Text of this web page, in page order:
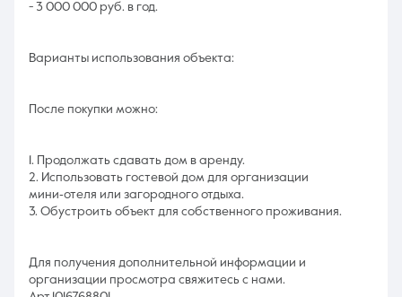
- 3 000 000 руб. в год.
Варианты использования объекта:
После покупки можно:
1. Продолжать сдавать дом в аренду.
2. Использовать гостевой дом для организации
мини‑отеля или загородного отдыха.
3. Обустроить объект для собственного проживания.
Для получения дополнительной информации и
организации просмотра свяжитесь с нами.